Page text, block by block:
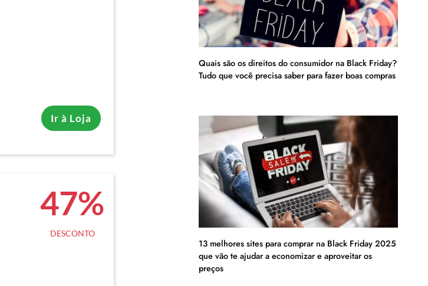
Ir à Loja
47%
DESCONTO
Quais são os direitos do consumidor na Black Friday?
Tudo que você precisa saber para fazer boas compras
13 melhores sites para comprar na Black Friday 2025
que vão te ajudar a economizar e aproveitar os
preços